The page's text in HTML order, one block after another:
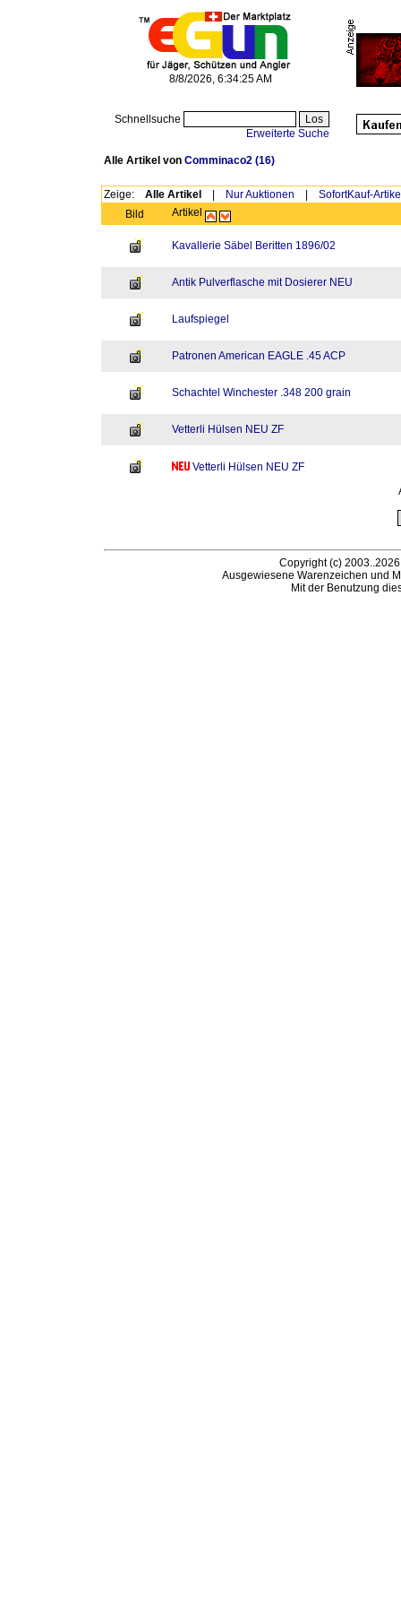
8/8/2026, 6:34:25 AM
Schnellsuche
Erweiterte Suche
Alle Artikel von Comminaco2 (16)
Zeige: Alle Artikel Nur Auktionen
SofortKauf-
Bild
Artikel
Kavallerie Säbel Beritten 1896/02
Antik Pulverflasche mit Dosierer NEU
Laufspiegel
Patronen American EAGLE .45 ACP
Schachtel Winchester .348 200 grain
Vetterli Hülsen NEU ZF
Vetterli Hülsen NEU ZF
Copyright (c)
Ausgewiesene Warenzeichen und
Mit der Benutzung